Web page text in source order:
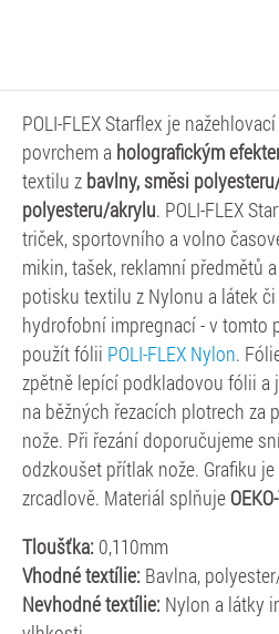
POLI-FLEX Starflex je
povrchem a holografickým
textilu z bavlny, směsi
polyesteru/akrylu. POLI-FLEX
triček, sportovního a volno
mikin, tašek, reklamní předmětů
potisku textilu z Nylonu a látek
hydrofobní impregnací - v tomto
použít fólii POLI-FLEX Nylon.
zpětně lepící podkladovou fólii a
na běžných řezacích plotrech za
nože. Při řezání doporučujeme
odzkoušet přítlak nože. Grafiku
zrcadlově. Materiál splňuje
Tloušťka: 0,110mm
Vhodné textílie: Bavlna,
Nevhodné textílie: Nylon a látky